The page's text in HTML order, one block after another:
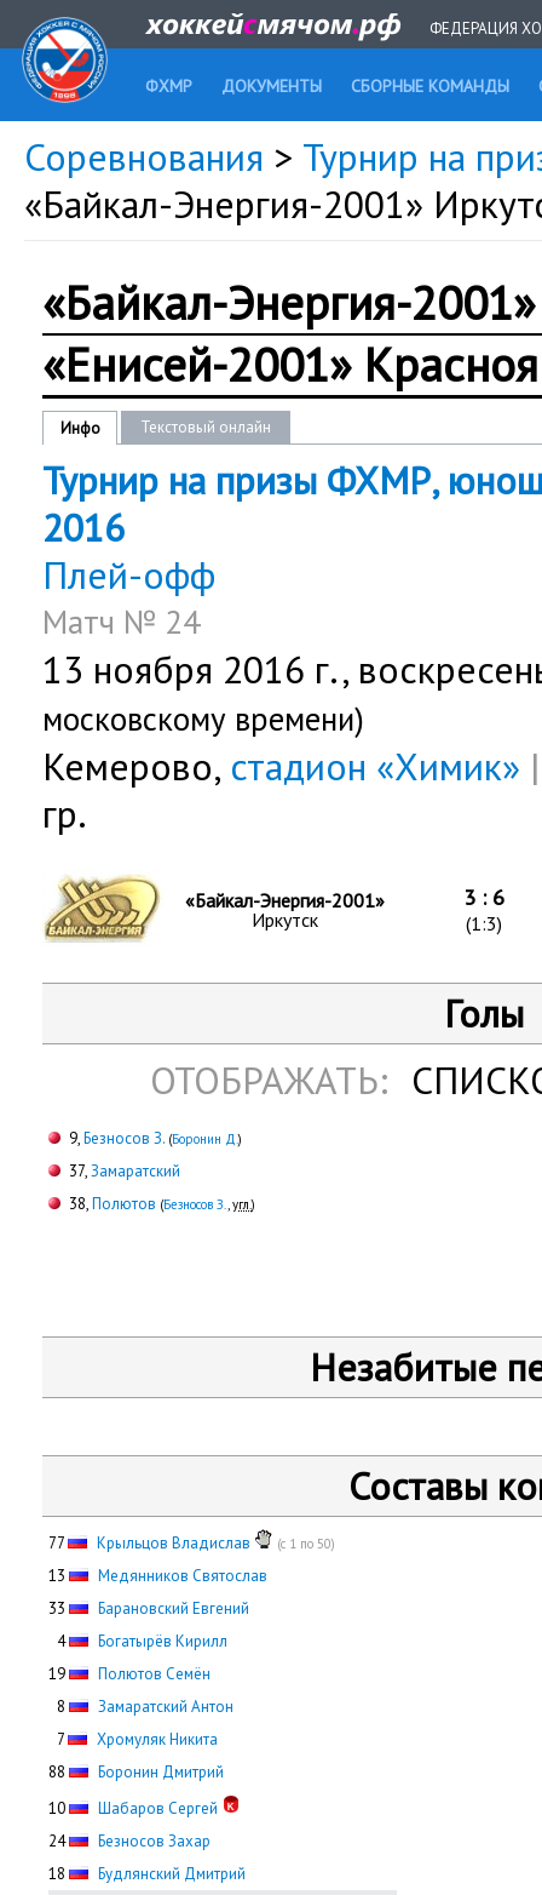
ФЕДЕРАЦИЯ
ФХМР ДОКУМЕНТЫ СБОРНЫЕ КОМАНДЫ
Соревнования > Турнир на
«Байкал-Энергия-2001»
«Байкал-Энергия-
«Енисей-2001»
Инфо Текстовый онлайн
Турнир на призы ФХМР,
2016
Плей-офф
Матч № 24
13 ноября 2016 г.,
московскому времени)
Кемерово, стадион «Химик» |
гр.
«Байкал-Энергия-2001»
Иркутск
3 : 6
(1:3)
Голы
ОТОБРАЖАТЬ:
9,Безносов З. (Боронин Д.)
37,Замаратский
38,Полютов (Безносов З.,угл.)
Незабитые
Составы
77 Крыльцов Владислав (с 1 по 50)
13
Медянников Святослав
33
Барановский Евгений
4
Богатырёв Кирилл
19
Полютов Семён
8
Замаратский Антон
7
Хромуляк Никита
88
Боронин Дмитрий
10
Шабаров Сергей
24
Безносов Захар
18
Будлянский Дмитрий